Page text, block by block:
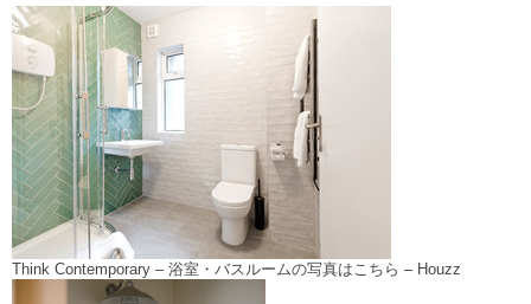
Think Contemporary – 浴室・バスルームの写真はこちら – Houzz